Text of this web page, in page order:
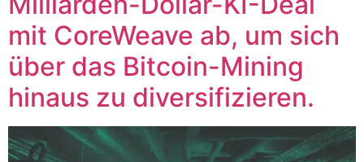
mit CoreWeave ab, um sich
über das Bitcoin-Mining
hinaus zu diversifizieren.